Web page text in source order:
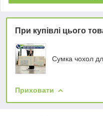
При купівлі цього
Сумка чохол
Приховати